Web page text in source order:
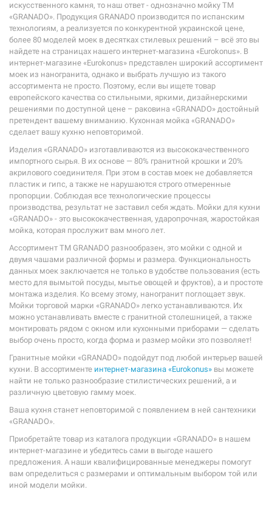
искусственного камня, то наш ответ - однозначно мойку ТМ
«GRANADO». Продукция GRANADO производится по испанским
технологиям, а реализуется по конкурентной украинской цене,
более 80 моделей моек в десятках стилевых решений – всё это вы
найдете на страницах нашего интернет-магазина «Eurokonus». В
интернет-магазине «Eurokonus» представлен широкий ассортимент
моек из наногранита, однако и выбрать лучшую из такого
ассортимента не просто. Поэтому, если вы ищете товар
европейского качества со стильными, яркими, дизайнерскими
решениями по доступной цене – раковина «GRANADO» достойный
претендент вашему вниманию. Кухонная мойка «GRANADO»
сделает вашу кухню неповторимой.
Изделия «GRANADO» изготавливаются из высококачественного
импортного сырья. В их основе — 80% гранитной крошки и 20%
акрилового соединителя. При этом в состав моек не добавляется
пластик и гипс, а также не нарушаются строго отмеренные
пропорции. Соблюдая все технологические процессы
производства, результат не заставил себя ждать. Мойки для кухни
«GRANADO» - это высококачественная, ударопрочная, жаростойкая
мойка, которая прослужит вам много лет.
Ассортимент ТМ GRANADO разнообразен, это мойки с одной и
двумя чашами различной формы и размера. Функциональность
данных моек заключается не только в удобстве пользования (есть
место для вымытой посуды, мытье овощей и фруктов), а и простоте
монтажа изделия. Ко всему этому, наногранит поглощает звук.
Мойки торговой марки «GRANADO» легко устанавливаются. Их
можно устанавливать вместе с гранитной столешницей, а также
монтировать рядом с окном или кухонными приборами — сделать
выбор очень просто, когда форма и размер мойки это позволяет!
Гранитные мойки «GRANADO» подойдут под любой интерьер вашей
кухни. В ассортименте интернет-магазина «Eurokonus» вы можете
найти не только разнообразие стилистических решений, а и
различную цветовую гамму моек.
Ваша кухня станет неповторимой с появлением в ней сантехники
«GRANADO».
Приобретайте товар из каталога продукции «GRANADO» в нашем
интернет-магазине и убедитесь сами в выгоде нашего
предложения. А наши квалифицированные менеджеры помогут
вам определиться с размерами и оптимальным выбором той или
иной модели мойки.